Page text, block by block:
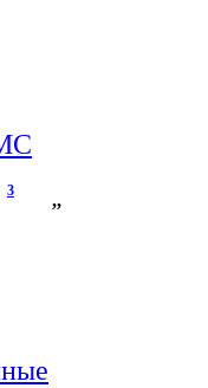
,
,
3